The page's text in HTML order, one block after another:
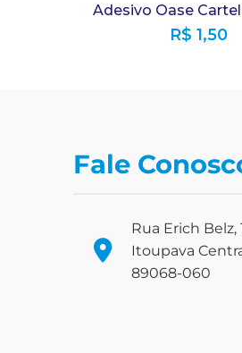
Adesivo Oase
R$ 1,50
Fale
Rua Erich Belz,
Itoupava
89068-060